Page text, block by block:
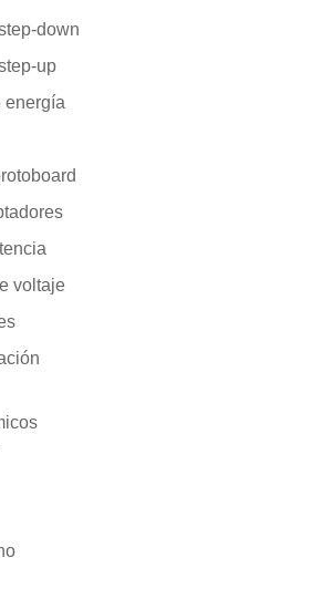
down
up
energía
voltaje